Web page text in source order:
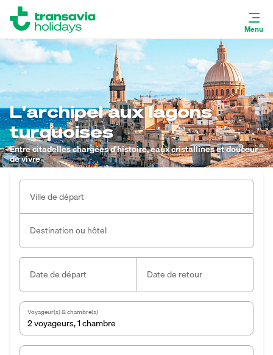
Menu
L'archipel aux lagons
turquoises
Entre citadelles chargées d'histoire, eaux cristallines et douceur
de vivre
Ville de départ
Destination ou hôtel
Date de départ Date de retour
Voyageur(s) & chambre(s)
2 voyageurs,1 chambre